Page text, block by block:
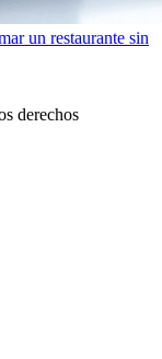
un restaurante sin
derechos